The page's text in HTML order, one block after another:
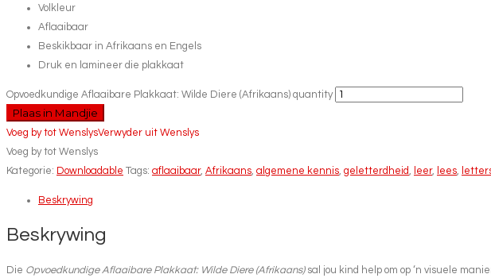
Volkleur
Aflaaibaar
Beskikbaar in Afrikaans en Engels
Druk en lamineer die plakkaat
Opvoedkundige Aflaaibare Plakkaat: Wilde Diere (Afrikaans) quantity
Plaas in Mandjie
Voeg by tot WenslysVerwyder uit Wenslys
Voeg by tot Wenslys
Kategorie: Downloadable Tags: aflaaibaar, Afrikaans algemene kennis geletterdheid leer, lees
Beskrywing
Beskrywing
Die Opvoedkundige Aflaaibare Plakkaat: Wilde Diere (Afrikaans)sal jou kind help om op ‘n visuele